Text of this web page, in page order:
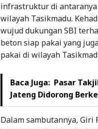
infrastruktur di
wilayah Tasikmadu.
wujud dukungan SBI
beton siap pakai yang
pakai di wilayah
Baca Juga: Pasar
Jateng Didorong
Dalam sambutannya,